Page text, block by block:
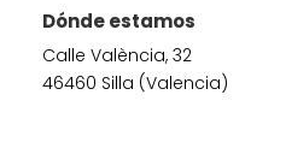
Dónde estamos
Calle València, 32
46460 Silla (Valencia)